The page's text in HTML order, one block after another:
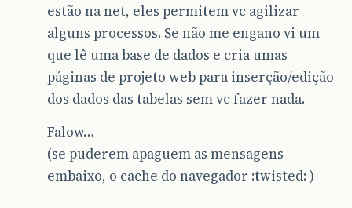
estão na net, eles permitem vc agilizar
alguns processos. Se não me engano vi um
que lê uma base de dados e cria umas
páginas de projeto web para inserção/edição
dos dados das tabelas sem vc fazer nada.
Falow…
(se puderem apaguem as mensagens
embaixo, o cache do navegador :twisted: )